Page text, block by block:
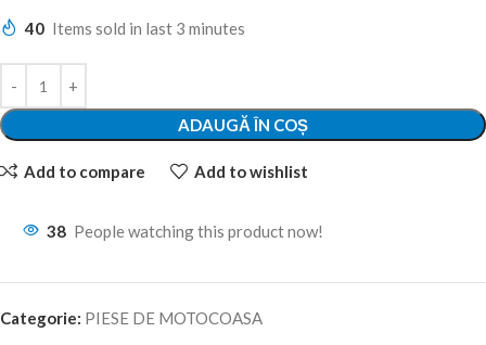
40 Items sold in last 3 minutes
ADAUGĂ ÎN COȘ
Add to compare Add to wishlist
38 People watching this product now!
Categorie: PIESE DE MOTOCOASA